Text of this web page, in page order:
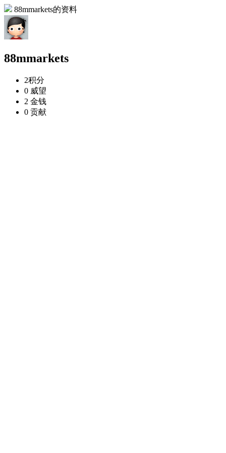
88mmarkets的资料
88mmarkets
2积分
0 威望
2 金钱
0 贡献